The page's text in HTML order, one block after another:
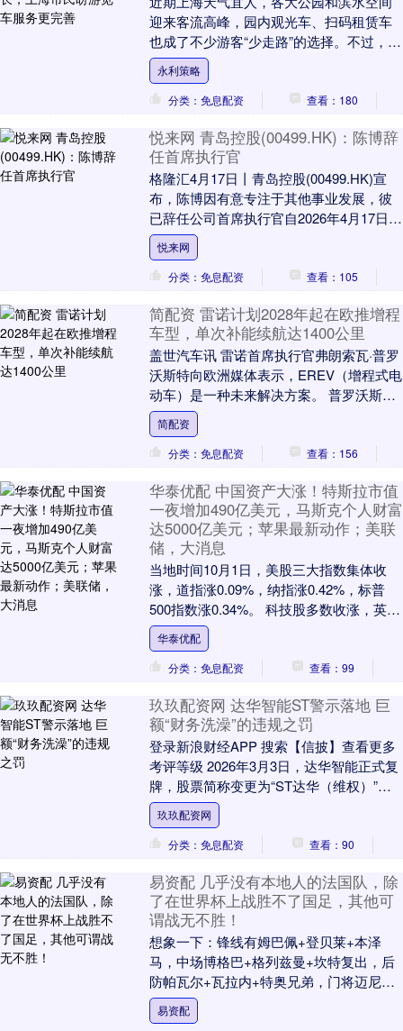
迎来客流高峰，园内观光车、扫码租赁车
也成了不少游客“少走路”的选择。不过，有
市民表示一些公园的游览车服务仍有提升
空间，希望游....
永利策略
分类：免息配资
查看：180
悦来网 青岛控股(00499.HK)：陈博辞
任首席执行官
格隆汇4月17日丨青岛控股(00499.HK)宣
布，陈博因有意专注于其他事业发展，彼
已辞任公司首席执行官自2026年4月17日起
生效。 【免责声明】本文仅代表作....
悦来网
分类：免息配资
查看：105
简配资 雷诺计划2028年起在欧推增程
车型，单次补能续航达1400公里
盖世汽车讯 雷诺首席执行官弗朗索瓦·普罗
沃斯特向欧洲媒体表示，EREV（增程式电
动车）是一种未来解决方案。 普罗沃斯特
指出，现有的插电式混合动力汽车过于依
赖汽油....
简配资
分类：免息配资
查看：156
华泰优配 中国资产大涨！特斯拉市值
一夜增加490亿美元，马斯克个人财富
达5000亿美元；苹果最新动作；美联
储，大消息
当地时间10月1日，美股三大指数集体收
涨，道指涨0.09%，纳指涨0.42%，标普
500指数涨0.34%。 科技股多数收涨，英特
尔涨超7%，微软、苹果、谷歌、亚....
华泰优配
分类：免息配资
查看：99
玖玖配资网 达华智能ST警示落地 巨
额“财务洗澡”的违规之罚
登录新浪财经APP 搜索【信披】查看更多
考评等级 2026年3月3日，达华智能正式复
牌，股票简称变更为“ST达华（维权）”，
交易日涨跌幅限制缩至5%，这意味着这....
玖玖配资网
分类：免息配资
查看：90
易资配 几乎没有本地人的法国队，除
了在世界杯上战胜不了国足，其他可
谓战无不胜！
想象一下：锋线有姆巴佩+登贝莱+本泽
马，中场博格巴+格列兹曼+坎特复出，后
防帕瓦尔+瓦拉内+特奥兄弟，门将迈尼昂
——这阵容，哪怕只凑齐30%，也够横扫
列强。 1....
易资配